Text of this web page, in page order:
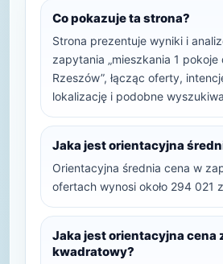
Co pokazuje ta strona?
Strona prezentuje wyniki i
zapytania „mieszkania 1 pokoje
Rzeszów”, łącząc oferty,
lokalizację i podobne
Jaka jest orientacyjna
Orientacyjna średnia cena w
ofertach wynosi około 294 021
Jaka jest orientacyjna cena
kwadratowy?